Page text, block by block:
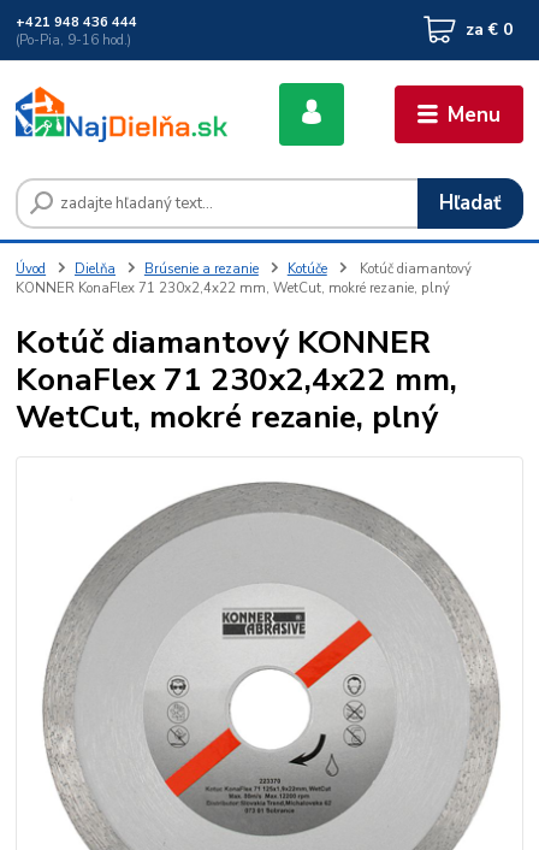
Menu
Hľadať
+421 948 436 444
(Po-Pia, 9-16 hod.)
za € 0
Úvod Dielňa Brúsenie a rezanie Kotúče
Kotúč diamantový
KONNER KonaFlex 71 230x2,4x22 mm, WetCut, mokré rezanie, plný
Kotúč diamantový KONNER
KonaFlex 71 230x2,4x22 mm,
WetCut, mokré rezanie, plný